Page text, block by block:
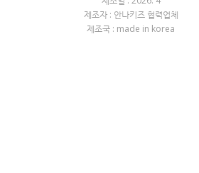
제조자 : 안나키즈 협력업체
제조국 : made in korea